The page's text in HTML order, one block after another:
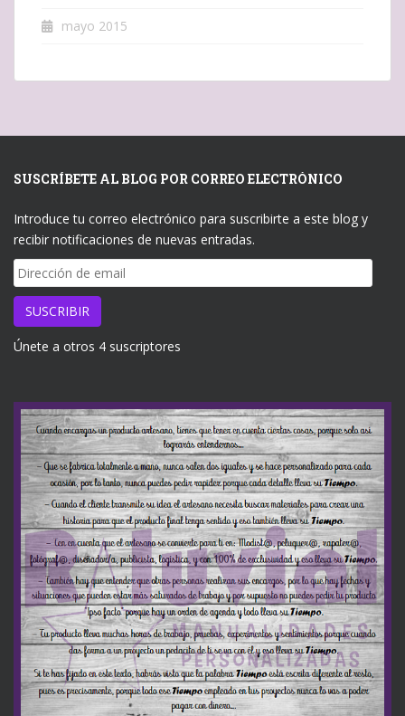
mayo 2015
SUSCRÍBETE AL BLOG POR CORREO ELECTRÓNICO
Introduce tu correo electrónico para suscribirte a este blog y
recibir notificaciones de nuevas entradas.
Dirección
de
email
SUSCRIBIR
Únete a otros 4 suscriptores